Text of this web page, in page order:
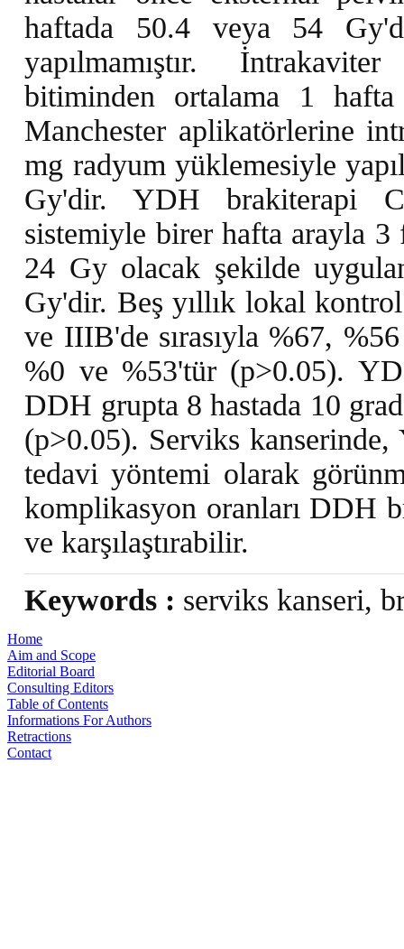
haftada 50.4 veya 54
yapılmamıştır.
bitiminden ortalama 1 hafta
Manchester aplikatörlerine
mg radyum yüklemesiyle
Gy'dir. YDH brakiterapi
sistemiyle birer hafta arayla 3
24 Gy olacak şekilde
Gy'dir. Beş yıllık lokal
ve IIIB'de sırasıyla %67,
%0 ve %53'tür (p>0.05).
DDH grupta 8 hastada 10
(p>0.05). Serviks
tedavi yöntemi olarak
komplikasyon oranları DDH
ve karşılaştırabilir.
Keywords : serviks kanseri,
Home
Aim and Scope
Editorial Board
Consulting Editors
Table of Contents
Informations For Authors
Retractions
Contact